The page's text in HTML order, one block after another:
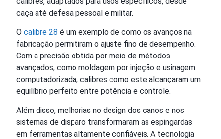
caça até defesa pessoal e militar.
O calibre 28 é um exemplo de como os avanços na
fabricação permitiram o ajuste fino de desempenho.
Com a precisão obtida por meio de métodos
avançados, como moldagem por injeção e usinagem
computadorizada, calibres como este alcançaram um
equilíbrio perfeito entre potência e controle.
Além disso, melhorias no design dos canos e nos
sistemas de disparo transformaram as espingardas
em ferramentas altamente confiáveis. A tecnologia